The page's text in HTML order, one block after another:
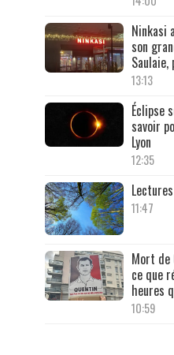
Ninkasi
son
Saulaie,
13:13
Éclipse
savoir
Lyon
12:35
11:47
Mort de
ce que
heures
10:59